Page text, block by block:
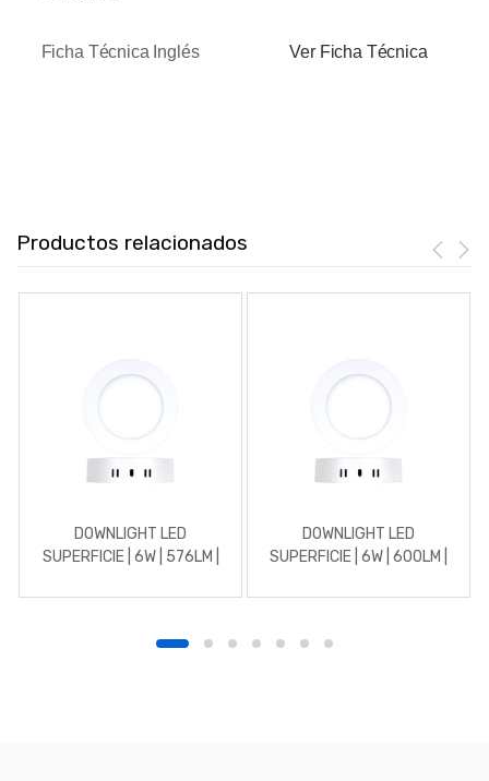
Ficha Técnica Inglés Ver Ficha Técnica
Productos relacionados
DOWNLIGHT LED
SUPERFICIE | 6W | 576LM |
BLANCO
DOWNLIGHT LED
SUPERFICIE | 6W | 600LM |